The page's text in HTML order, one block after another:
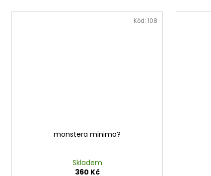
monstera minima?
Skladem
360 Kč
Kód: 108